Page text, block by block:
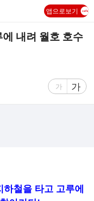
앱으로보기
내려 월호 호수
글
가
글
자
가
철을 타고 고루에